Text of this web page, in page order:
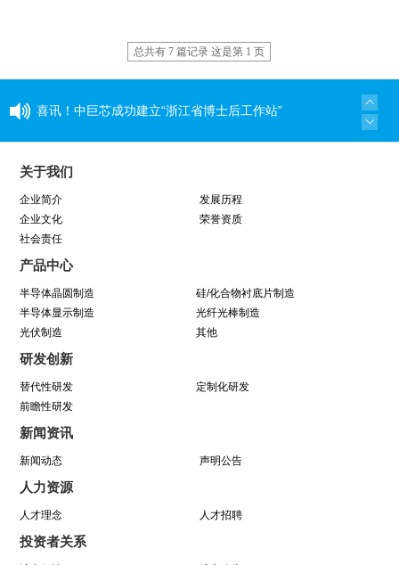
主要应用：硅/化合物衬底片制造的清洗工艺
产品详情
纯度等级：Semi G4、Semi G5
总共有 7 篇记录 这是第 1 页
喜讯！中巨芯成功建立“浙江省博士后工作站”
动圆满结束
学芯谱理念 做靠谱者--中巨芯靠谱文化宣讲月活
动圆满收官
因为靠谱 所以信赖 | 中巨芯《芯谱》发布会
中巨芯参展SEMICON China 2021
八年靠谱路 芯程共奔赴——首届靠谱文化节开幕
关于我们
企业简介
发展历程
企业文化
荣誉资质
社会责任
产品中心
半导体晶圆制造
硅/化合物衬底片制造
半导体显示制造
光纤光棒制造
光伏制造
其他
研发创新
替代性研发
定制化研发
前瞻性研发
新闻资讯
新闻动态 声明公告
人力资源
人才理念 人才招聘
投资者关系